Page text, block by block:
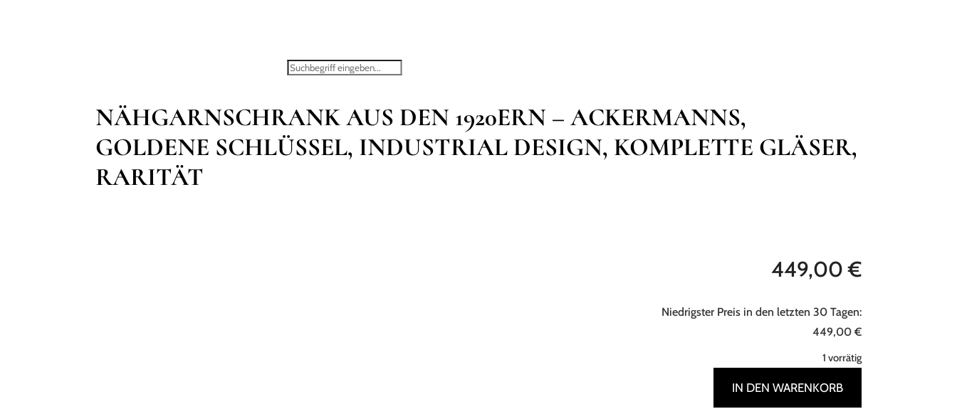
NÄHGARNSCHRANK AUS DEN 1920ERN – ACKERMANNS,
GOLDENE SCHLÜSSEL, INDUSTRIAL DESIGN, KOMPLETTE GLÄSER,
RARITÄT
449,00€
Niedrigster Preis in den letzten 30 Tagen:
449,00€
1 vorrätig
IN DEN WARENKORB